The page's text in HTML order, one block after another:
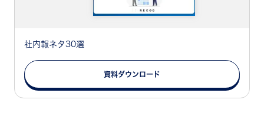
社内報ネタ30選
資料ダウンロード